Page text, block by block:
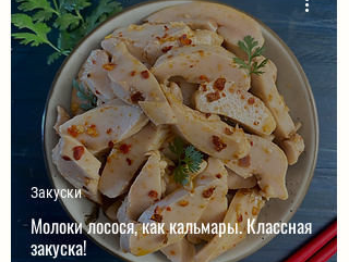
Молоки лосося, как кальмары. Классная
закуска!
Закуски